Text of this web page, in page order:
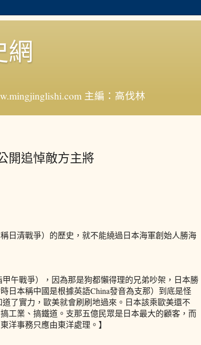
網
主編：高伐林
開追悼敵方主將
日清戰爭）的歷史，就不能繞過日本海軍創始人勝海
甲午戰爭），因為那是狗都懶得理的兄弟吵架，日本勝
日本稱中國是根據英語China發音為支那）到底是怪
了實力，歐美就會刷刷地過來。日本該乘歐美還不
工業、搞鐵道。支那五億民眾是日本最大的顧客，而
洋事務只應由東洋處理。】